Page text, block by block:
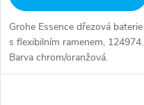
Grohe Essence dřezová baterie
s flexibilním ramenem, 124974.
Barva chrom/oranžová.